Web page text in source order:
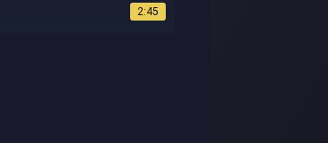
2:45